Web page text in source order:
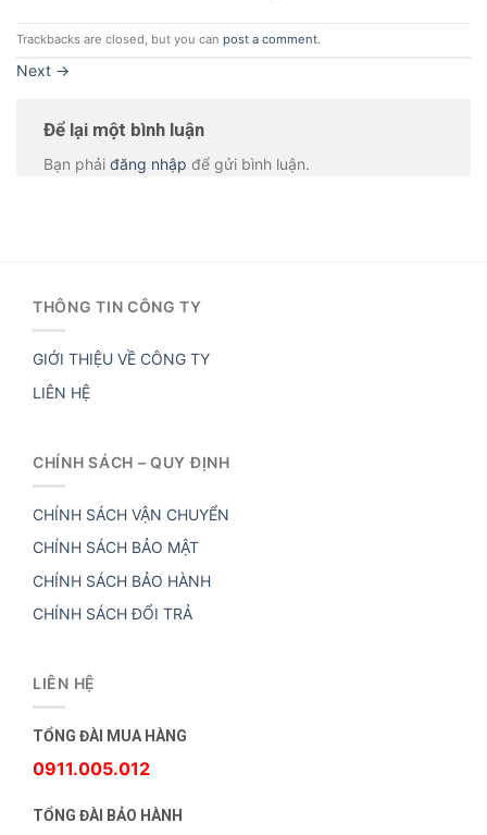
Trackbacks are closed, but you can post a comment.
Next →
Để lại một bình luận
Bạn phải đăng nhập để gửi bình luận.
THÔNG TIN CÔNG TY
GIỚI THIỆU VỀ CÔNG TY
LIÊN HỆ
CHÍNH SÁCH – QUY ĐỊNH
CHÍNH SÁCH VẬN CHUYỂN
CHÍNH SÁCH BẢO MẬT
CHÍNH SÁCH BẢO HÀNH
CHÍNH SÁCH ĐỔI TRẢ
LIÊN HỆ
TỔNG ĐÀI MUA HÀNG
0911.005.012
TỔNG ĐÀI BẢO HÀNH